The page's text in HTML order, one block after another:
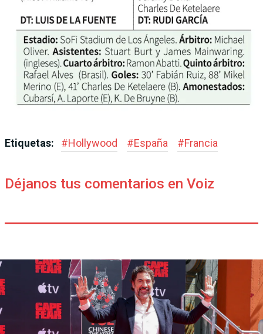
Etiquetas: #Hollywood #España #Francia
Déjanos tus comentarios en Voiz